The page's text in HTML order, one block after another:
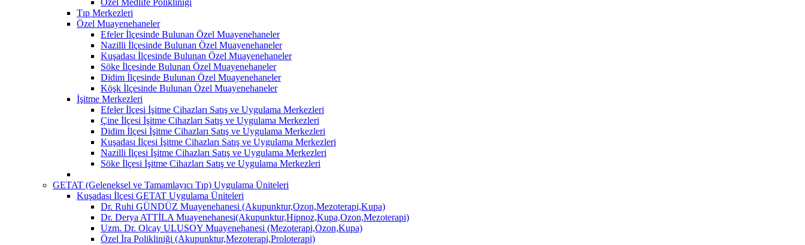
Tıp Merkezleri
Özel Muayenehaneler
Efeler İlçesinde Bulunan Özel Muayenehaneler
Nazilli İlçesinde Bulunan Özel Muayenehaneler
Kuşadası İlçesinde Bulunan Özel Muayenehaneler
Söke İlçesinde Bulunan Özel Muayenehaneler
Didim İlçesinde Bulunan Özel Muayenehaneler
Köşk İlçesinde Bulunan Özel Muayenehaneler
İşitme Merkezleri
Efeler İlçesi İşitme Cihazları Satış ve Uygulama Merkezleri
Çine İlçesi İşitme Cihazları Satış ve Uygulama Merkezleri
Didim İlçesi İşitme Cihazları Satış ve Uygulama Merkezleri
Kuşadası İlçesi İşitme Cihazları Satış ve Uygulama Merkezleri
Nazilli İlçesi İşitme Cihazları Satış ve Uygulama Merkezleri
Söke İlçesi İşitme Cihazları Satış ve Uygulama Merkezleri
GETAT (Geleneksel ve Tamamlayıcı Tıp) Uygulama Üniteleri
Kuşadası İlçesi GETAT Uygulama Üniteleri
Dr. Ruhi GÜNDÜZ Muayenehanesi (Akupunktur,Ozon,Mezoterapi,Kupa)
Dr. Derya ATTİLA Muayenehanesi(Akupunktur,Hipnoz,Kupa,Ozon,Mezoterapi)
Uzm. Dr. Olcay ULUSOY Muayenehanesi (Mezoterapi,Ozon,Kupa)
Özel İra Polikliniği (Akupunktur,Mezoterapi,Proloterapi)